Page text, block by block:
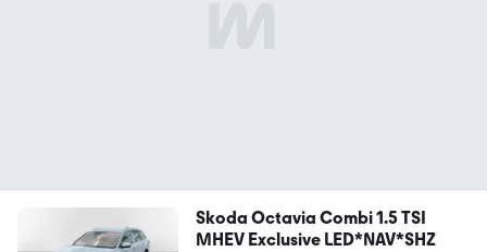
Skoda Octavia Combi 1.5 TSI
MHEV Exclusive LED*NAV*SHZ